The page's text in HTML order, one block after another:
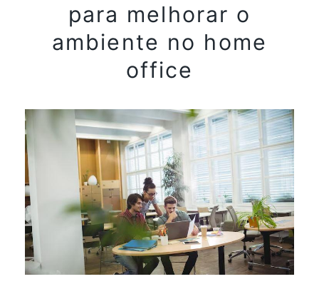
para melhorar o
ambiente no home
office